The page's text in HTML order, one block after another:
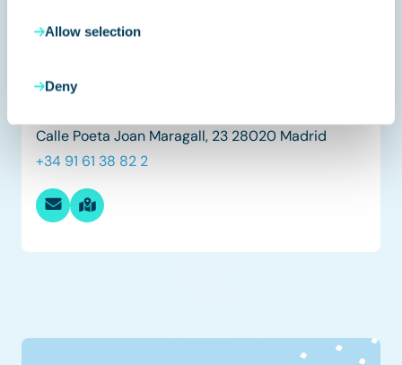
Allow selection
Deny
ES
Calle Poeta Joan Maragall, 23 28020 Madrid
+34 91 61 38 82 2